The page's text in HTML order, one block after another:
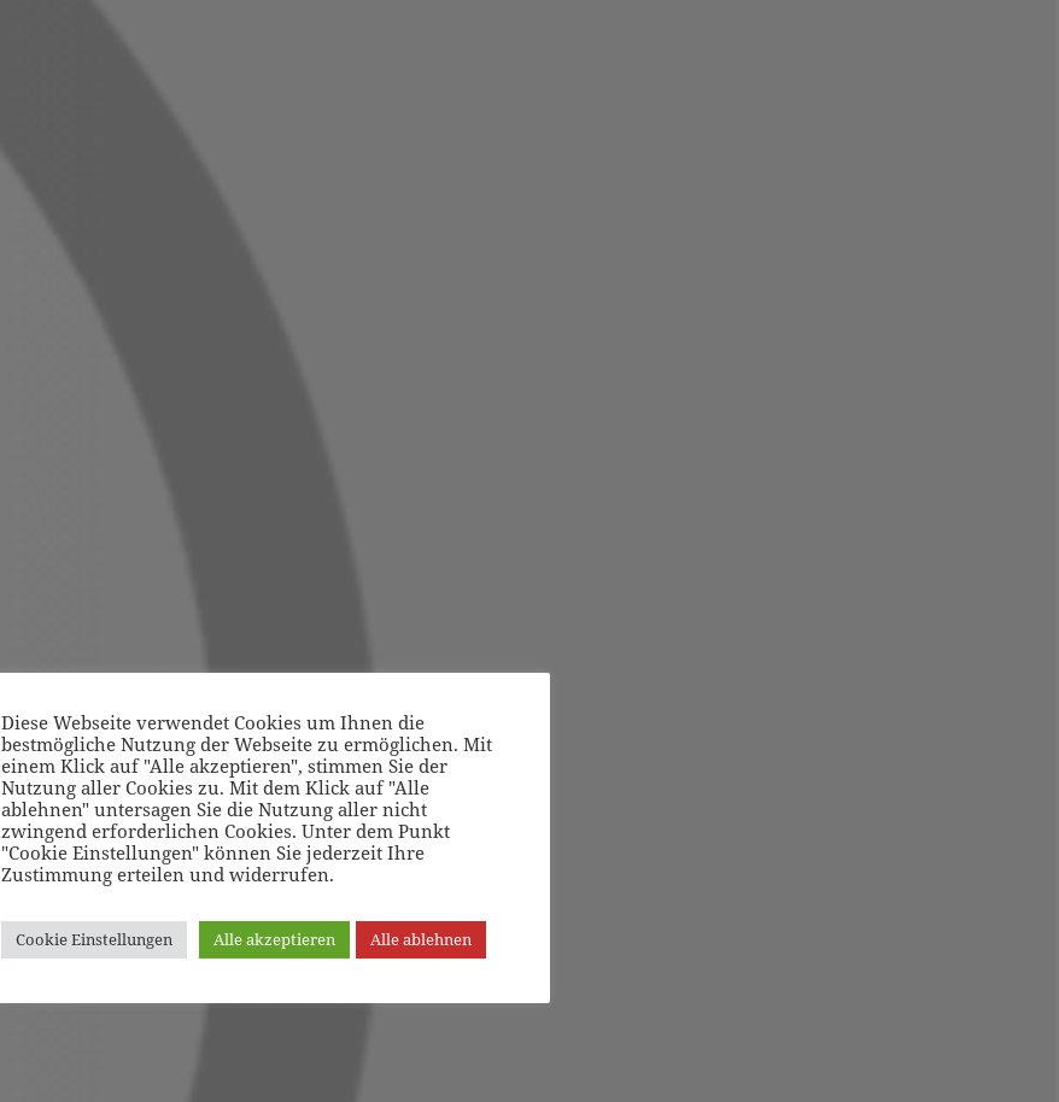
Diese Webseite verwendet Cookies um Ihnen die
bestmögliche Nutzung der Webseite zu ermöglichen. Mit
einem Klick auf "Alle akzeptieren", stimmen Sie der
Nutzung aller Cookies zu. Mit dem Klick auf "Alle
ablehnen" untersagen Sie die Nutzung aller nicht
zwingend erforderlichen Cookies. Unter dem Punkt
"Cookie Einstellungen" können Sie jederzeit Ihre
Zustimmung erteilen und widerrufen.
Cookie Einstellungen Alle akzeptieren Alle ablehnen